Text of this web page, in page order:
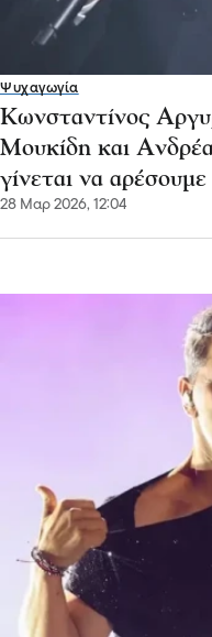
Ψυχαγωγία
Κωνσταντίνος
Μουκίδη και
γίνεται να
28 Μαρ 2026, 12:04